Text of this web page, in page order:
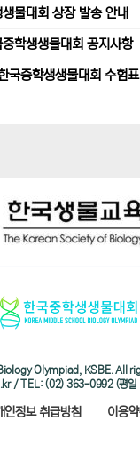
물대회 상장 발송 안내
학생생물대회 공지사항
물대회 수험표 출력 및 고사장 오시
Olympiad, KSBE. All
/ TEL: (02) 363-0992 (평
인정보 취급방침 이용